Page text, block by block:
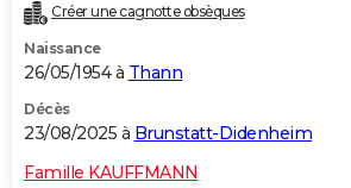
Créer une cagnotte obsèques
Naissance
26/05/1954 à Thann
Décès
23/08/2025 à Brunstatt-Didenheim
Famille KAUFFMANN